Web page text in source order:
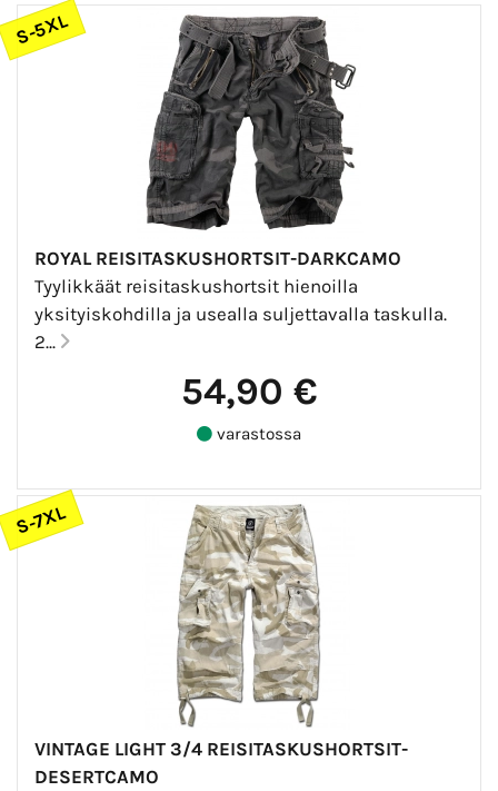
S-5XL
ROYAL REISITASKUSHORTSIT-DARKCAMO
Tyylikkäät reisitaskushortsit hienoilla
yksityiskohdilla ja usealla suljettavalla taskulla.
2...
54,90 €
varastossa
S-7XL
VINTAGE LIGHT 3/4 REISITASKUSHORTSIT-
DESERTCAMO